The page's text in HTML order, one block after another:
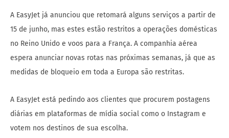
A EasyJet já anunciou que retomará alguns serviços a partir de
15 de junho, mas estes estão restritos a operações domésticas
no Reino Unido e voos para a França. A companhia aérea
espera anunciar novas rotas nas próximas semanas, já que as
medidas de bloqueio em toda a Europa são restritas.
A EasyJet está pedindo aos clientes que procurem postagens
diárias em plataformas de mídia social como o Instagram e
votem nos destinos de sua escolha.